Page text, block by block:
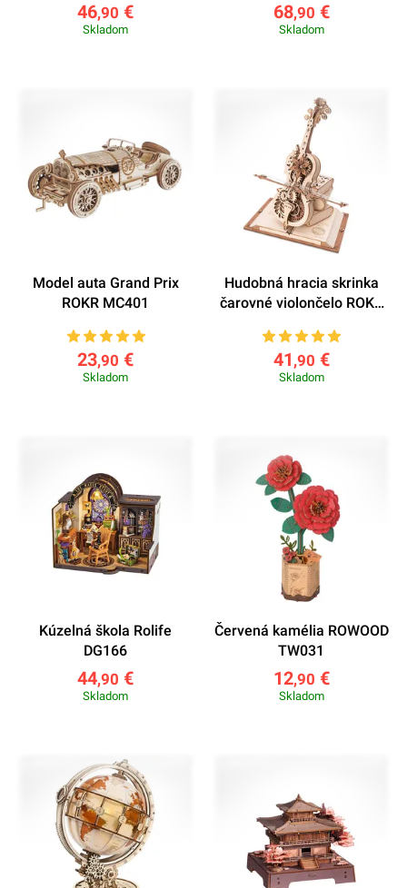
46,90 €
Skladom
68,90 €
Skladom
Model auta Grand Prix
ROKR MC401
23,90 €
Skladom
Hudobná hracia skrinka
čarovné violončelo ROKR
41 ,90 €
Skladom
Kúzelná škola Rolife
DG166
44,90 €
Skladom
Červená kamélia ROWOOD
TW031
12,90 €
Skladom